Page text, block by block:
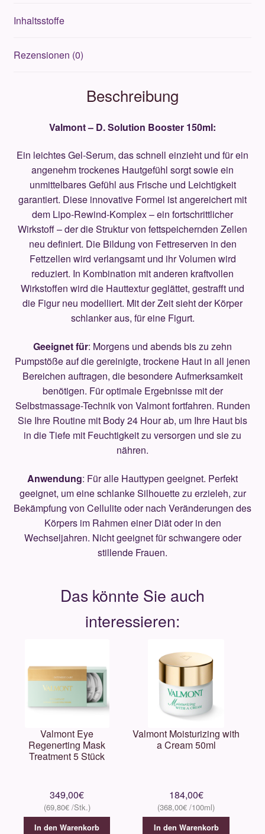
Inhaltsstoffe
Rezensionen (0)
Beschreibung
Valmont – D. Solution Booster 150ml:
Ein leichtes Gel-Serum, das schnell einzieht und für ein
angenehm trockenes Hautgefühl sorgt sowie ein
unmittelbares Gefühl aus Frische und Leichtigkeit
garantiert. Diese innovative Formel ist angereichert mit
dem Lipo-Rewind-Komplex – ein fortschrittlicher
Wirkstoff – der die Struktur von fettspeichernden Zellen
neu definiert. Die Bildung von Fettreserven in den
Fettzellen wird verlangsamt und ihr Volumen wird
reduziert. In Kombination mit anderen kraftvollen
Wirkstoffen wird die Hauttextur geglättet, gestrafft und
die Figur neu modelliert. Mit der Zeit sieht der Körper
schlanker aus, für eine Figurt.
Geeignet für: Morgens und abends bis zu zehn
Pumpstöße auf die gereinigte, trockene Haut in all jenen
Bereichen auftragen, die besondere Aufmerksamkeit
benötigen. Für optimale Ergebnisse mit der
Selbstmassage-Technik von Valmont fortfahren. Runden
Sie Ihre Routine mit Body 24 Hour ab, um Ihre Haut bis
in die Tiefe mit Feuchtigkeit zu versorgen und sie zu
nähren.
Anwendung: Für alle Hauttypen geeignet. Perfekt
geeignet, um eine schlanke Silhouette zu erzieleh, zur
Bekämpfung von Cellulite oder nach Veränderungen des
Körpers im Rahmen einer Diät oder in den
Wechseljahren. Nicht geeignet für schwangere oder
stillende Frauen.
Valmont Eye
Regenerting Mask
Treatment 5 Stück
349,00€
69,80€
In den Warenkorb
Valmont Moisturizing with
a Cream 50ml
184,00€
368,00€
In den Warenkorb